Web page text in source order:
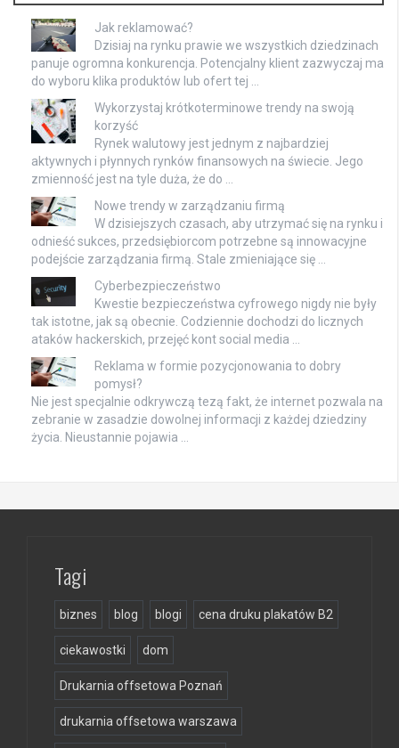
Jak reklamować?
Dzisiaj na rynku prawie we wszystkich dziedzinach
panuje ogromna konkurencja. Potencjalny klient zazwyczaj ma
do wyboru klika produktów lub ofert tej …
Wykorzystaj krótkoterminowe trendy na swoją
korzyść
Rynek walutowy jest jednym z najbardziej
aktywnych i płynnych rynków finansowych na świecie. Jego
zmienność jest na tyle duża, że do …
Nowe trendy w zarządzaniu firmą
W dzisiejszych czasach, aby utrzymać się na rynku i
odnieść sukces, przedsiębiorcom potrzebne są innowacyjne
podejście zarządzania firmą. Stale zmieniające się …
Cyberbezpieczeństwo
Kwestie bezpieczeństwa cyfrowego nigdy nie były
tak istotne, jak są obecnie. Codziennie dochodzi do licznych
ataków hackerskich, przejęć kont social media …
Reklama w formie pozycjonowania to dobry
pomysł?
Nie jest specjalnie odkrywczą tezą fakt, że internet pozwala na
zebranie w zasadzie dowolnej informacji z każdej dziedziny
życia. Nieustannie pojawia …
Tagi
biznes blog blogi cena druku plakatów B2
ciekawostki dom
Drukarnia offsetowa Poznań
drukarnia offsetowa warszawa